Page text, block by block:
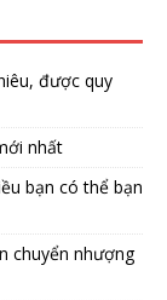
được quy
nhất
bạn có thể bạn
chuyển nhượng